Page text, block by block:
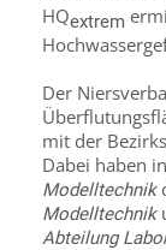
HQextrem
Der
mit der
Dabei haben
Modelltechnik
Modelltechnik
Abteilung